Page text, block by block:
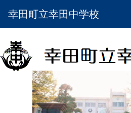
幸田町立幸田中学校